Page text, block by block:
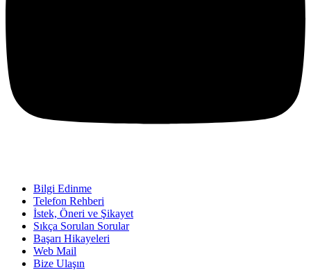
Bilgi Edinme
Telefon Rehberi
İstek, Öneri ve Şikayet
Sıkça Sorulan Sorular
Başarı Hikayeleri
Web Mail
Bize Ulaşın